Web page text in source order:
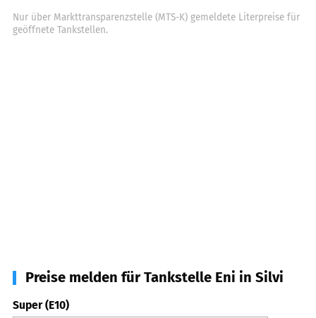
Nur über Markttransparenzstelle (MTS-K) gemeldete Literpreise für
geöffnete Tankstellen.
Preise melden für Tankstelle Eni in Silvi
Super (E10)